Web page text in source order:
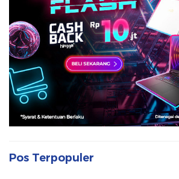
Pos Terpopuler